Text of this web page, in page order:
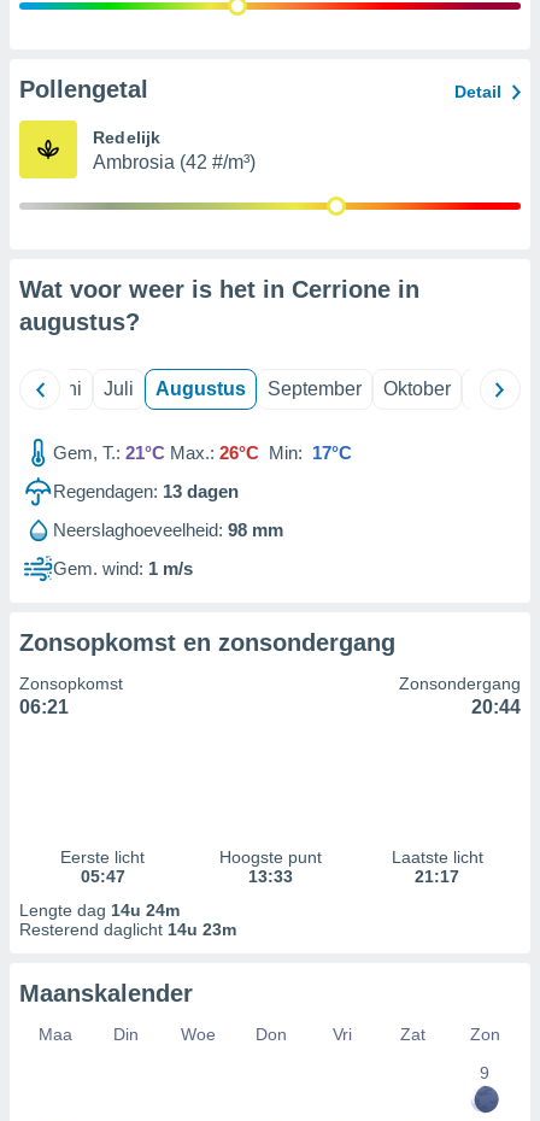
Pollengetal Detail
Redelijk
Ambrosia (42 #/m³)
Wat voor weer is het in Cerrione in
augustus?
Juni Juli Augustus September Oktober
Gem, T.: 21°C Max.: 26°C Min: 17°C
Regendagen: 13 dagen
Neerslaghoeveelheid: 98 mm
Gem. wind: 1 m/s
Zonsopkomst en zonsondergang
Zonsopkomst
06:21
Zonsondergang
20:44
Eerste licht
05:47
Hoogste punt
13:33
Laatste licht
21:17
Lengte dag 14u 24m
Resterend daglicht 14u 23m
Maanskalender
Maa Din Woe Don Vri Zat
Zon
9